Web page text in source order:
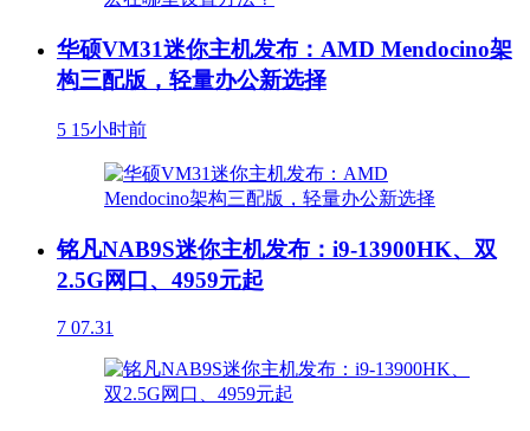
华硕VM31迷你主机发布：AMD Mendocino架
构三配版，轻量办公新选择
5 15小时前
铭凡NAB9S迷你主机发布：i9-13900HK、双
2.5G网口、4959元起
7 07.31